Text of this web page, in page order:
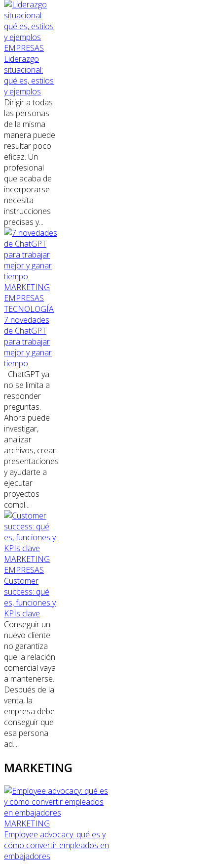
EMPRESAS
Liderazgo
situacional:
qué es, estilos
y ejemplos
Dirigir a todas
las personas
de la misma
manera puede
resultar poco
eficaz. Un
profesional
que acaba de
incorporarse
necesita
instrucciones
precisas y...
MARKETING
EMPRESAS
TECNOLOGÍA
7 novedades
de ChatGPT
para trabajar
mejor y ganar
tiempo
ChatGPT ya
no se limita a
responder
preguntas.
Ahora puede
investigar,
analizar
archivos, crear
presentaciones
y ayudarte a
ejecutar
proyectos
compl...
MARKETING
EMPRESAS
Customer
success: qué
es, funciones y
KPIs clave
Conseguir un
nuevo cliente
no garantiza
que la relación
comercial vaya
a mantenerse.
Después de la
venta, la
empresa debe
conseguir que
esa persona
ad...
MARKETING
MARKETING
Employee advocacy: qué es y
cómo convertir empleados en
embajadores